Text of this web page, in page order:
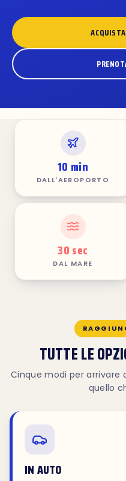
10 min
DALL'AEROPORTO
30 sec
DAL MARE
TUTTE LE
Cinque modi per arrivare
quello
IN AUTO